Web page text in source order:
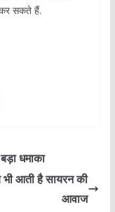
सकते हैं.
धमाका
आती है सायरन की
आवाज